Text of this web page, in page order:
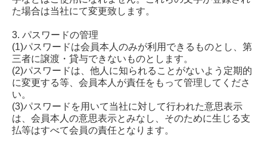
た場合は当社にて変更致します。
3. パスワードの管理
(1)パスワードは会員本人のみが利用できるものとし、第
三者に譲渡・貸与できないものとします。
(2)パスワードは、他人に知られることがないよう定期的
に変更する等、会員本人が責任をもって管理してくださ
い。
(3)パスワードを用いて当社に対して行われた意思表示
は、会員本人の意思表示とみなし、そのために生じる支
払等はすべて会員の責任となります。